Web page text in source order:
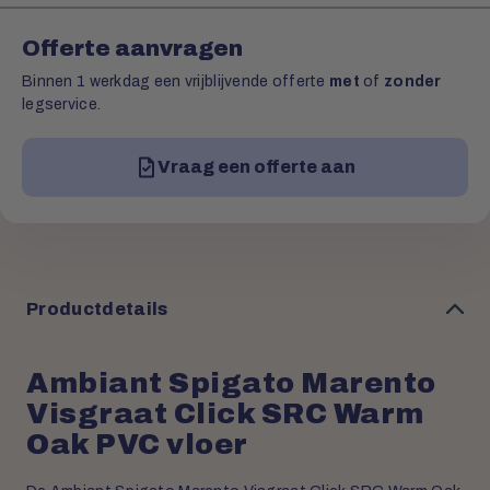
Offerte aanvragen
Binnen 1 werkdag een vrijblijvende offerte met of zonder
legservice.
Vraag een offerte aan
Productdetails
Ambiant Spigato Marento
Visgraat Click SRC Warm
Oak PVC vloer